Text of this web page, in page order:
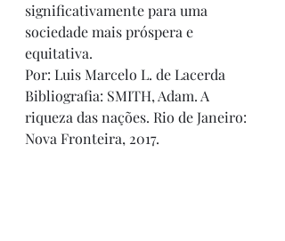
significativamente para uma
sociedade mais próspera e
equitativa.
Por: Luis Marcelo L. de Lacerda
Bibliografia: SMITH, Adam. ​A
riqueza das nações. Rio de Janeiro:
Nova Fronteira, 2017.